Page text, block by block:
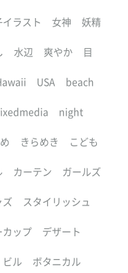
ラスト 女神 妖精
水辺 爽やか 目
USA beach
night
きらめき こども
カーテン ガールズ
ズ スタイリッシュ
カップ デザート
ビル ボタニカル